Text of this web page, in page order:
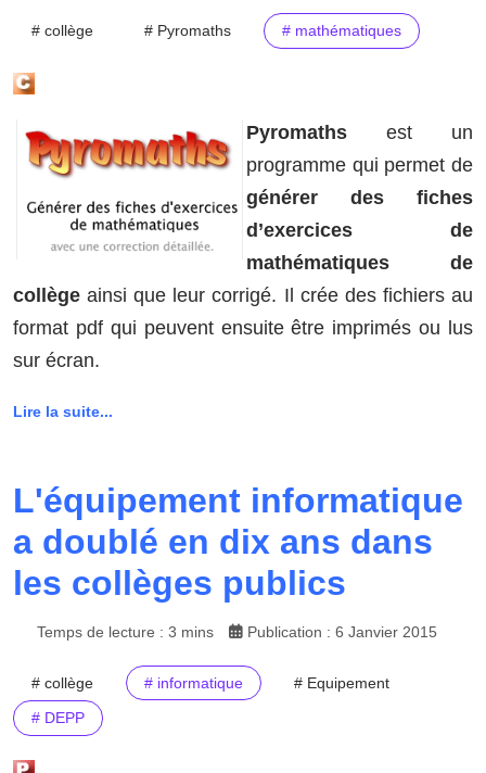
# collège # Pyromaths # mathématiques
Pyromaths est un
programme qui permet de
générer des fiches
d’exercices de
mathématiques de
collège ainsi que leur corrigé. Il crée des fichiers au
format pdf qui peuvent ensuite être imprimés ou lus
sur écran.
Lire la suite...
L'équipement informatique
a doublé en dix ans dans
les collèges publics
Temps de lecture : 3 mins Publication : 6 Janvier 2015
# collège # informatique # Equipement
# DEPP